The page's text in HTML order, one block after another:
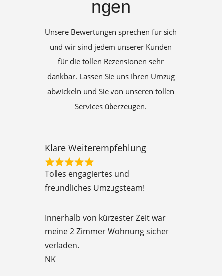
ngen
Unsere Bewertungen sprechen für sich
und wir sind jedem unserer Kunden
für die tollen Rezensionen sehr
dankbar. Lassen Sie uns Ihren Umzug
abwickeln und Sie von unseren tollen
Services überzeugen.
Klare Weiterempfehlung
R
a
d
5
o
Tolles engagiertes und
freundliches Umzugsteam!
Innerhalb von kürzester Zeit war
meine 2 Zimmer Wohnung sicher
verladen.
NK